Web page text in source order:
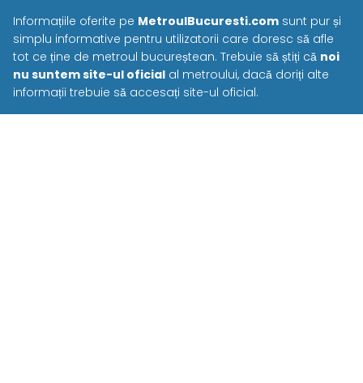
Informațiile oferite pe MetroulBucuresti.com sunt pur și
simplu informative pentru utilizatorii care doresc să afle
tot ce ține de metroul bucureștean. Trebuie să știți că noi
nu suntem site-ul oficial al metroului, dacă doriți alte
informații trebuie să accesați site-ul oficial.